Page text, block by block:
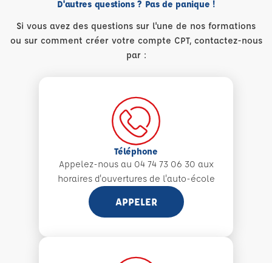
D'autres questions ? Pas de panique !
Si vous avez des questions sur l'une de nos formations
ou sur comment créer votre compte CPT, contactez-nous
par :
Téléphone
Appelez-nous au 04 74 73 06 30 aux
horaires d'ouvertures de l'auto-école
APPELER